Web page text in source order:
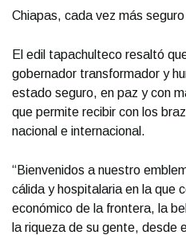
Chiapas, cada vez más seguro
El edil tapachulteco resaltó
gobernador transformador y
estado seguro, en paz y con
que permite recibir con los
nacional e internacional.
“Bienvenidos a nuestro
cálida y hospitalaria en la que
económico de la frontera, la
la riqueza de su gente, desde